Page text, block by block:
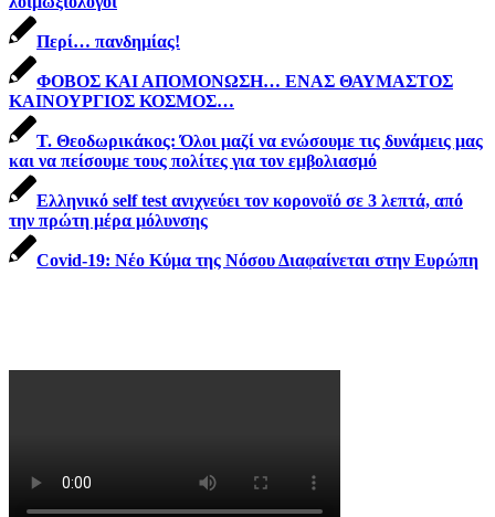
Περί… πανδημίας!
ΦΟΒΟΣ ΚΑΙ ΑΠΟΜΟΝΩΣΗ… ΕΝΑΣ ΘΑΥΜΑΣΤΟΣ
ΚΑΙΝΟΥΡΓΙΟΣ ΚΟΣΜΟΣ…
Τ. Θεοδωρικάκος: Όλοι μαζί να ενώσουμε τις δυνάμεις μας
και να πείσουμε τους πολίτες για τον εμβολιασμό
Ελληνικό self test ανιχνεύει τον κορoνοϊό σε 3 λεπτά, από
την πρώτη μέρα μόλυνσης
Covid-19: Νέο Κύμα της Νόσου Διαφαίνεται στην Ευρώπη